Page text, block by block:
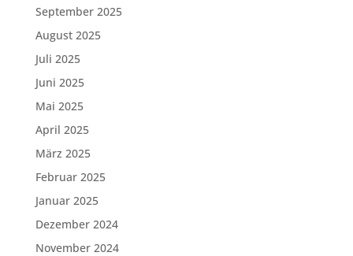
September 2025
August 2025
Juli 2025
Juni 2025
Mai 2025
April 2025
März 2025
Februar 2025
Januar 2025
Dezember 2024
November 2024